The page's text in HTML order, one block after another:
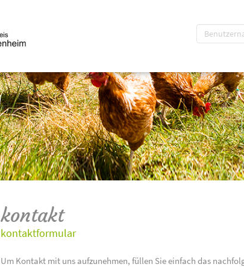
kontakt
kontaktformular
Um Kontakt mit uns aufzunehmen, füllen Sie einfach das